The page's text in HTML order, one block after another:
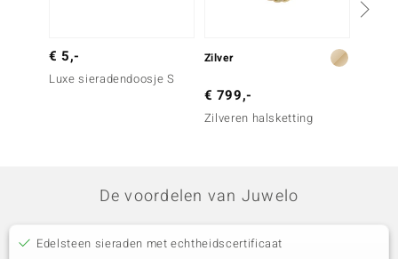
€ 5,-
Luxe sieradendoosje S
Zilver
€ 799,-
Zilveren halsketting
De voordelen van Juwelo
Edelsteen sieraden met echtheidscertificaat